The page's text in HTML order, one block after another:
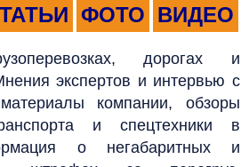
ФОТО ВИДЕО
дорогах и
экспертов и интервью с
компании, обзоры
и спецтехники в
о негабаритных и